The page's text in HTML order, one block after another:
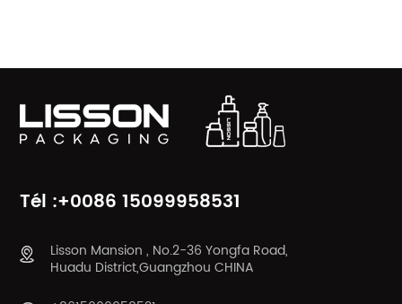
Tél :+0086 15099958531
Lisson Mansion , No.2-36 Yongfa Road,
Huadu District,Guangzhou CHINA